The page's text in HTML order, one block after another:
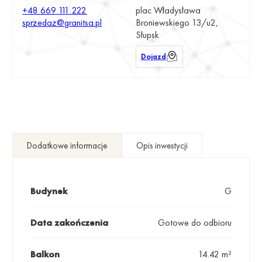
Dodatkowe informacje Opis inwestycji
Budynek G
Data zakończenia Gotowe do odbioru
Balkon 14.42 m²
+48 669 111 222
sprzedaz@granitsa.pl
plac Władysława
Broniewskiego 13/u2,
Słupsk
Dojazd